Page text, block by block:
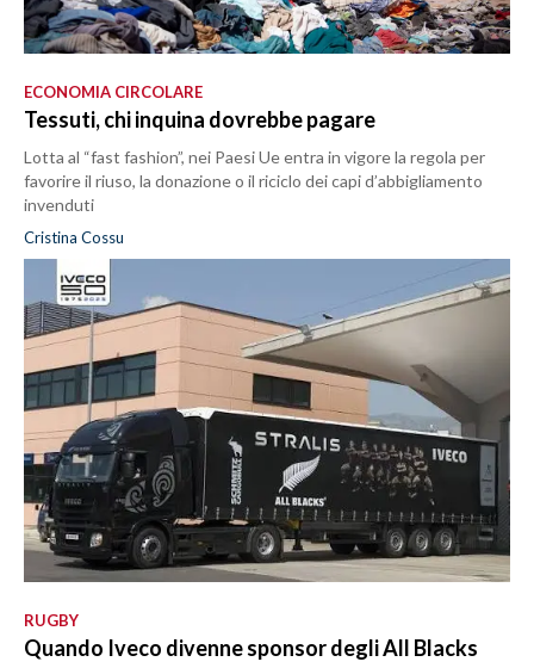
ECONOMIA CIRCOLARE
Tessuti, chi inquina dovrebbe pagare
Lotta al “fast fashion”, nei Paesi Ue entra in vigore la regola per
favorire il riuso, la donazione o il riciclo dei capi d’abbigliamento
invenduti
Cristina Cossu
RUGBY
Quando Iveco divenne sponsor degli All Blacks